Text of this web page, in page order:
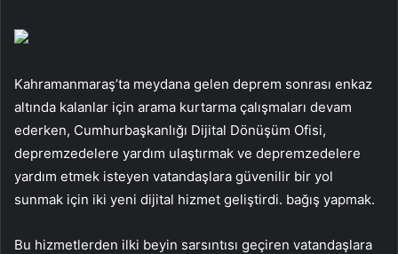
Kahramanmaraş’ta meydana gelen deprem sonrası enkaz
altında kalanlar için arama kurtarma çalışmaları devam
ederken, Cumhurbaşkanlığı Dijital Dönüşüm Ofisi,
depremzedelere yardım ulaştırmak ve depremzedelere
yardım etmek isteyen vatandaşlara güvenilir bir yol
sunmak için iki yeni dijital hizmet geliştirdi. bağış yapmak.
Bu hizmetlerden ilki beyin sarsıntısı geçiren vatandaşlara